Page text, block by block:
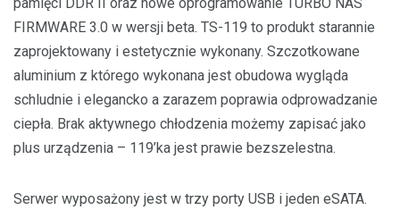
FIRMWARE 3.0 w wersji beta. TS-119 to produkt starannie
zaprojektowany i estetycznie wykonany. Szczotkowane
aluminium z którego wykonana jest obudowa wygląda
schludnie i elegancko a zarazem poprawia odprowadzanie
ciepła. Brak aktywnego chłodzenia możemy zapisać jako
plus urządzenia – 119’ka jest prawie bezszelestna.
Serwer wyposażony jest w trzy porty USB i jeden eSATA.